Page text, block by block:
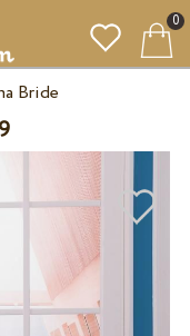
0
Bride